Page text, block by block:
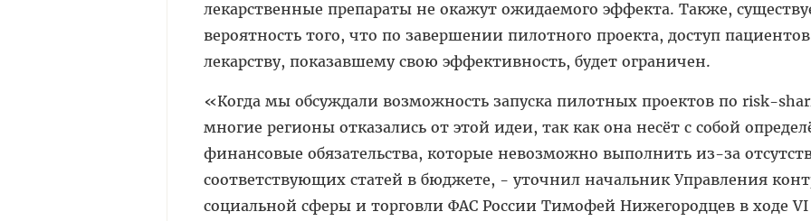
лекарственные препараты не окажут ожидаемого эффекта. Также,
вероятность того, что по завершении пилотного проекта, доступ
лекарству, показавшему свою эффективность, будет ограничен.
«Когда мы обсуждали возможность запуска пилотных проектов по risk-
многие регионы отказались от этой идеи, так как она несёт с собой
финансовые обязательства, которые невозможно выполнить из-за
соответствующих статей в бюджете, - уточнил начальник Управления
социальной сферы и торговли ФАС России Тимофей Нижегородцев в ходе VI